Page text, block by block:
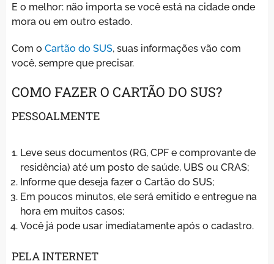
E o melhor: não importa se você está na cidade onde
mora ou em outro estado.
Com o Cartão do SUS, suas informações vão com
você, sempre que precisar.
COMO FAZER O CARTÃO DO SUS?
PESSOALMENTE
Leve seus documentos (RG, CPF e comprovante de
residência) até um posto de saúde, UBS ou CRAS;
Informe que deseja fazer o Cartão do SUS;
Em poucos minutos, ele será emitido e entregue na
hora em muitos casos;
Você já pode usar imediatamente após o cadastro.
PELA INTERNET